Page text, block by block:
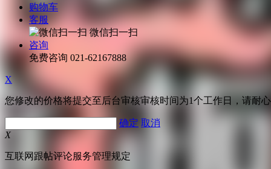
购物车
客服
微信扫一扫
咨询
免费咨询 021-62167888
X
您修改的价格将提交至后台审核审核时间为1个工作日，请耐
确定 取消
X
互联网跟帖评论服务管理规定